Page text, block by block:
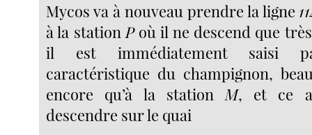
Mycos va à nouveau prendre la ligne
à la stationPoù il ne descend que
il est immédiatement saisi
caractéristique du champignon,
encore qu’à la stationM, et ce
descendre sur le quai